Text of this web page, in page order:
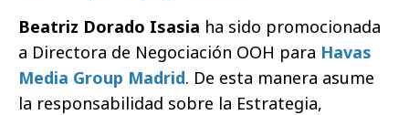
Beatriz Dorado Isasia ha sido promocionada
a Directora de Negociación OOH para Havas
Media Group Madrid. De esta manera asume
la responsabilidad sobre la Estrategia,